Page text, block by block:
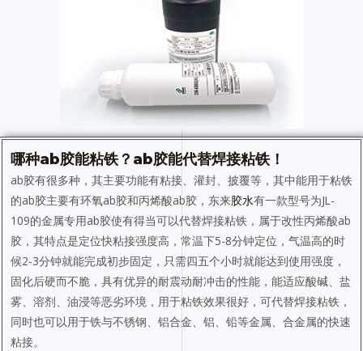
哪种ab胶能粘铁？ab胶能代替焊接粘铁！
ab胶有很多种，其主要功能有粘接、灌封、披覆等，其中能用于粘铁
的ab胶主要有环氧ab胶和丙烯酸ab胶，东来胶水有一款型号为JL-
109的金属专用ab胶使有得当可以代替焊接粘铁，属于改性丙烯酸ab
胶，其特点是定位快粘接强度高，常温下5-8分钟定位，气温高的时
候2-3分钟就能完成初步固定，只需四五个小时就能达到使用强度，
固化后硬而不脆，具有优异的耐震动耐冲击的性能，能适应酸碱、盐
雾、溶剂、油浸等恶劣环境，用于粘铁效果很好，可代替焊接粘铁，
同时也可以用于铁与不锈钢、铝合金、铝、铅等金属、合金属的快速
粘接。